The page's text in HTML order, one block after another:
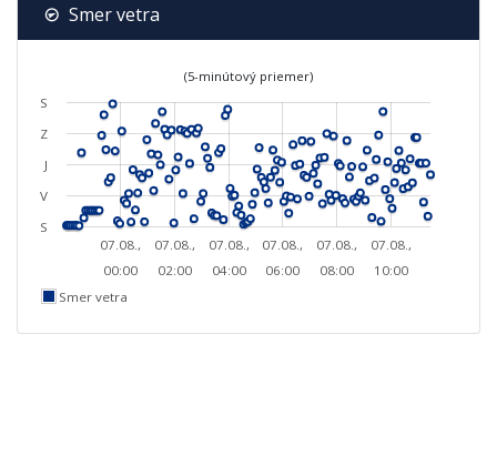
Smer vetra
(5-minútový priemer)
07.08.,
00:00
07.08.,
02:00
07.08.,
04:00
07.08.,
06:00
07.08.,
08:00
07.08.,
10:00
S
S
V
J
Z
Smer vetra